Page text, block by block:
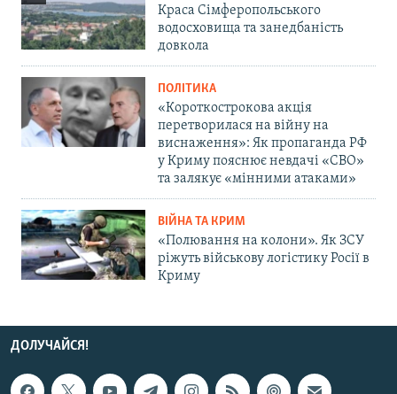
Краса Сімферопольського
водосховища та занедбаність
довкола
ПОЛІТИКА
«Короткострокова акція
перетворилася на війну на
виснаження»: Як пропаганда РФ
у Криму пояснює невдачі «СВО»
та залякує «мінними атаками»
ВІЙНА ТА КРИМ
«Полювання на колони». Як ЗСУ
ріжуть військову логістику Росії в
Криму
ДОЛУЧАЙСЯ!